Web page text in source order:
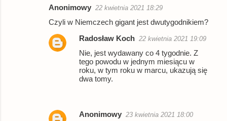
Anonimowy 22 kwietnia 2021 18:29
Czyli w Niemczech gigant jest dwutygodnikiem?
Radosław Koch 22 kwietnia 2021 19:09
Nie, jest wydawany co 4 tygodnie. Z
tego powodu w jednym miesiącu w
roku, w tym roku w marcu, ukazują się
dwa tomy.
Anonimowy 23 kwietnia 2021 18:00